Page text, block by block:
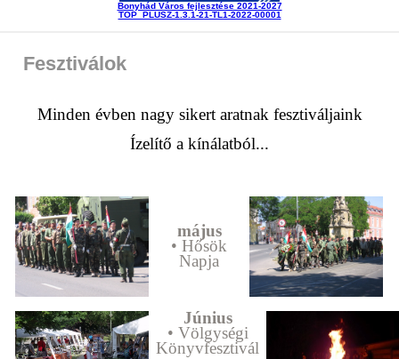
Bonyhád Város fejlesztése 2021-2027
TOP_PLUSZ-1.3.1-21-TL1-2022-00001
Fesztiválok
Minden évben nagy sikert aratnak fesztiváljaink
Ízelítő a kínálatból...
május
• Hősök
Napja
Június
• Völgységi
Könyvfesztivál